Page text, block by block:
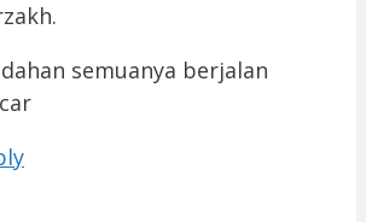
semuanya berjalan